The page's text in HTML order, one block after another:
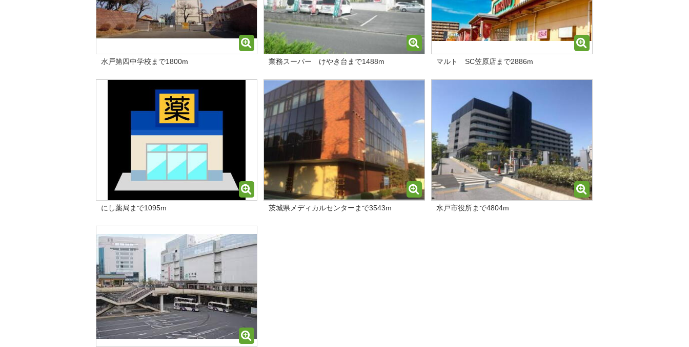
水戸第四中学校まで1800m 業務スーパー けやき台まで1488m マルト SC笠原店まで2886m
にし薬局まで1095m 茨城県メディカルセンターまで3543m 水戸市役所まで4804m